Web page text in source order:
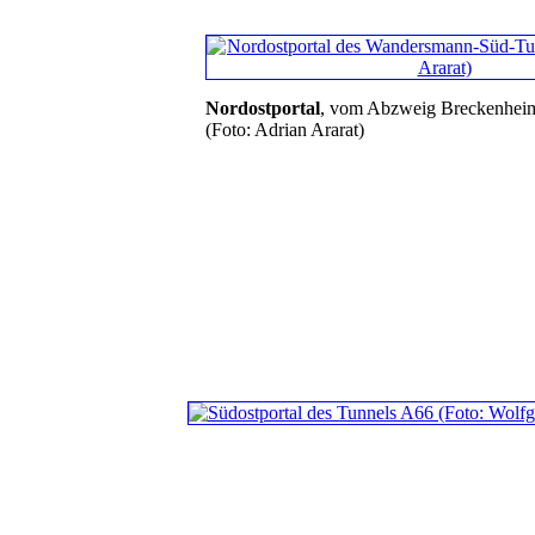
Nordostportal, vom Abzweig
(Foto: Adrian Ararat)